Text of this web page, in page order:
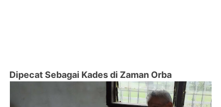
Dipecat Sebagai Kades di Zaman Orba